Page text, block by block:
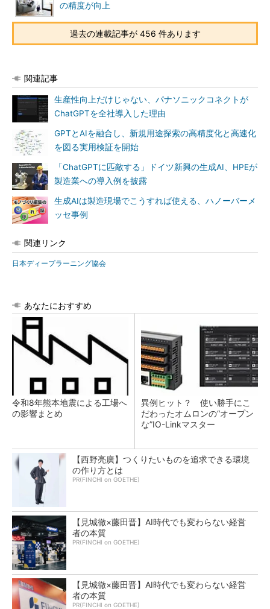
の精度が向上
過去の連載記事が 456 件あります
関連記事
生産性向上だけじゃない、パナソニックコネクトが
ChatGPTを全社導入した理由
GPTとAIを融合し、新規用途探索の高精度化と高速化
を図る実用検証を開始
「ChatGPTに匹敵する」ドイツ新興の生成AI、HPEが
製造業への導入例を披露
生成AIは製造現場でこうすれば使える、ハノーバーメ
ッセ事例
関連リンク
日本ディープラーニング協会
あなたにおすすめ
令和8年熊本地震による工場へ
の影響まとめ
異例ヒット？ 使い勝手にこ
だわったオムロンの“オープン
な”IO-Linkマスター
【西野亮廣】つくりたいものを追求できる環境
の作り方とは
PR(FINCHI on GOETHE)
【見城徹×藤田晋】AI時代でも変わらない経営
者の本質
PR(FINCHI on GOETHE)
【見城徹×藤田晋】AI時代でも変わらない経営
者の本質
PR(FINCHI on GOETHE)